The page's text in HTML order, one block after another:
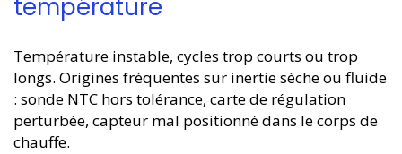
température
Température instable, cycles trop courts ou trop
longs. Origines fréquentes sur inertie sèche ou fluide
: sonde NTC hors tolérance, carte de régulation
perturbée, capteur mal positionné dans le corps de
chauffe.